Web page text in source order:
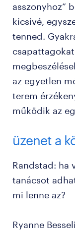
asszonyhoz”
kicsivé,
tenned.
az egyetlen
terem
működik az
üzenet a
Randstad: ha
tanácsot
mi lenne az?
Ryanne